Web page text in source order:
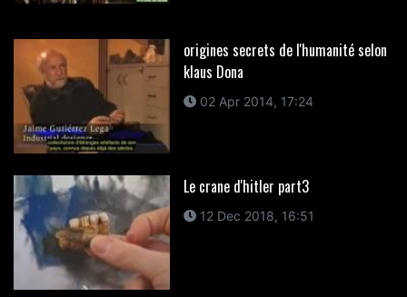
origines secrets de l'humanité selon
klaus Dona
02 Apr 2014, 17:24
Le crane d'hitler part3
12 Dec 2018, 16:51